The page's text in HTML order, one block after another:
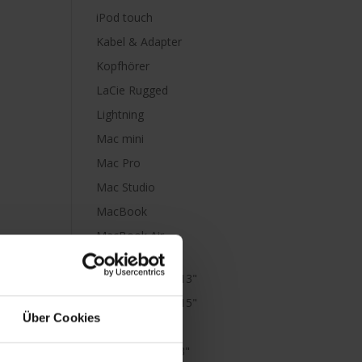
Über Cookies
iPod touch
Kabel & Adapter
Kopfhörer
LaCie Rugged
Lightning
Mac mini
Mac Pro
Mac Studio
MacBook
MacBook Air
M1
MacBook Air 13"
MacBook Air 15"
MacBook Neo
MacBook Pro 13"